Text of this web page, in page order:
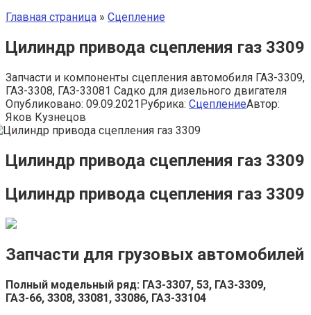
Главная страница » Сцепление
Цилиндр привода сцепления газ 3309
Запчасти и компоненты сцепления автомобиля ГАЗ-3309,
ГАЗ-3308, ГАЗ-33081 Садко для дизельного двигателя
Опубликовано: 09.09.2021Рубрика: СцеплениеАвтор:
Яков Кузнецов
Цилиндр привода сцепления газ 3309
Цилиндр привода сцепления газ 3309
Запчасти для грузовых автомобилей
Полный модельный ряд: ГАЗ-3307, 53, ГАЗ-3309,
ГАЗ-66, 3308, 33081, 33086, ГАЗ-33104